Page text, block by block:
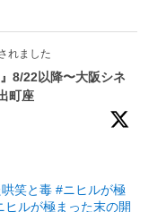
れました
8/22以降〜大阪シネ
町座
笑と毒 #ニヒルが極
ヒルが極まった末の開